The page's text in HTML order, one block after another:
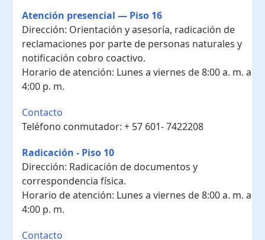
Atención presencial — Piso 16
Dirección: Orientación y asesoría, radicación de
reclamaciones por parte de personas naturales y
notificación cobro coactivo.
Horario de atención: Lunes a viernes de 8:00 a. m. a
4:00 p. m.
Contacto
Teléfono conmutador: + 57 601- 7422208
Radicación - Piso 10
Dirección: Radicación de documentos y
correspondencia física.
Horario de atención: Lunes a viernes de 8:00 a. m. a
4:00 p. m.
Contacto